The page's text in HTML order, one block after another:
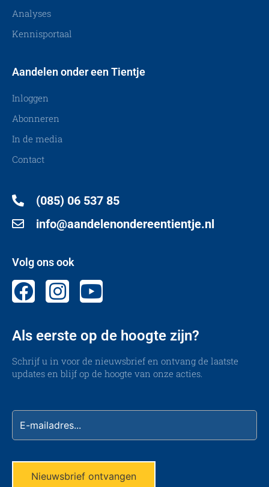
Analyses
Kennisportaal
Aandelen onder een Tientje
Inloggen
Abonneren
In de media
Contact
(085) 06 537 85
info@aandelenondereentientje.nl
Volg ons ook
Als eerste op de hoogte zijn?
Schrijf u in voor de nieuwsbrief en ontvang de laatste
updates en blijf op de hoogte van onze acties.